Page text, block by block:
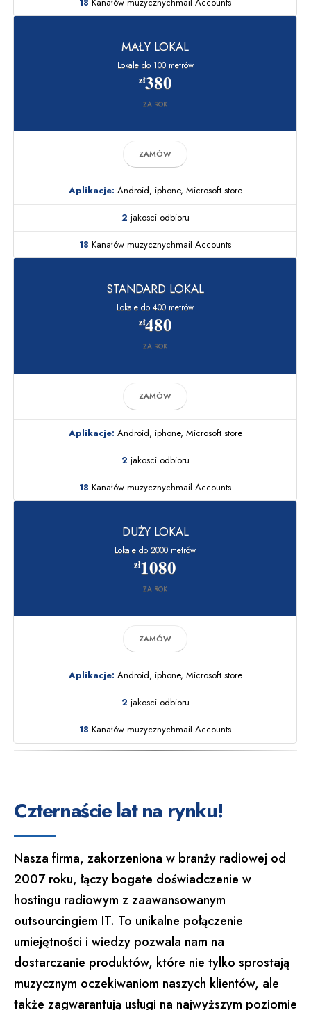
MAŁY LOKAL
Lokale do 100 metrów
zł380
ZA ROK
ZAMÓW
Aplikacje: Android, iphone, Microsoft store
2 jakosci odbioru
18 Kanałów muzycznychmail Accounts
STANDARD LOKAL
Lokale do 400 metrów
zł480
ZA ROK
ZAMÓW
Aplikacje: Android, iphone, Microsoft store
2 jakosci odbioru
18 Kanałów muzycznychmail Accounts
DUŻY LOKAL
Lokale do 2000 metrów
zł1080
ZA ROK
ZAMÓW
Aplikacje: Android, iphone, Microsoft store
2 jakosci odbioru
18 Kanałów muzycznychmail Accounts
Czternaście lat na rynku!
Nasza firma, zakorzeniona w branży radiowej od
2007 roku, łączy bogate doświadczenie w
hostingu radiowym z zaawansowanym
outsourcingiem IT. To unikalne połączenie
umiejętności i wiedzy pozwala nam na
dostarczanie produktów, które nie tylko sprostają
muzycznym oczekiwaniom naszych klientów, ale
także zagwarantują usługi na najwyższym poziomie